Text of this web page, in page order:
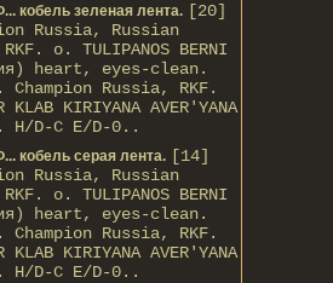
кобель зеленая лента. [20]
Russia, Russian
о. TULIPANOS BERNI
heart, eyes-clean.
Russia, RKF.
KLAB KIRIYANA AVER'YANA
H/D-С E/D-0..
кобель серая лента. [14]
Russia, Russian
о. TULIPANOS BERNI
heart, eyes-clean.
Russia, RKF.
KLAB KIRIYANA AVER'YANA
H/D-С E/D-0..